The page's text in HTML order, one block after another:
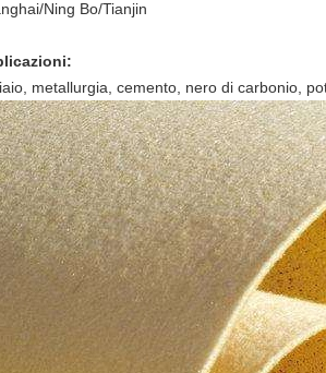
Ning Bo/Tianjin
metallurgia, cemento, nero di carbonio,